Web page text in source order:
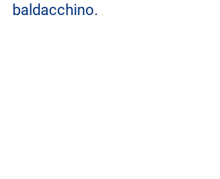
baldacchino.